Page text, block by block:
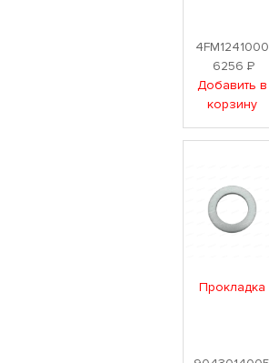
4FM1241000
6256 Р
Добавить в
корзину
Прокладка